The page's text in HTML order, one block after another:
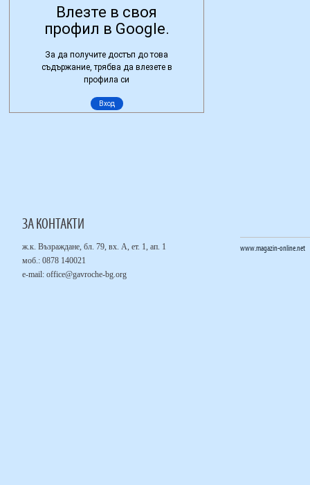
ЗА КОНТАКТИ
ж.к. Възраждане, бл. 79, вх. А, ет. 1, ап. 1
моб.: 0878 140021
е-mail: office@gavroche-bg.org
www.magazin-online.net